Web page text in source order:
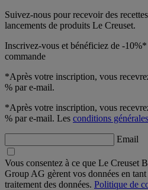
Suivez-nous pour recevoir des
lancements de produits Le Creuset.
Inscrivez-vous et bénéficiez de -
commande
*Après votre inscription, vous
% par e-mail.
*Après votre inscription, vous
% par e-mail. Les conditions générales
Email
Vous consentez à ce que Le Creuset
Group AG gèrent vos données en
traitement des données. Politique de